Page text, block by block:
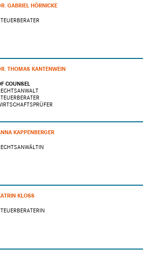
GABRIEL HÖRNICKE
THOMAS KANTENWEIN
COUNSEL
KAPPENBERGER
KLOSS